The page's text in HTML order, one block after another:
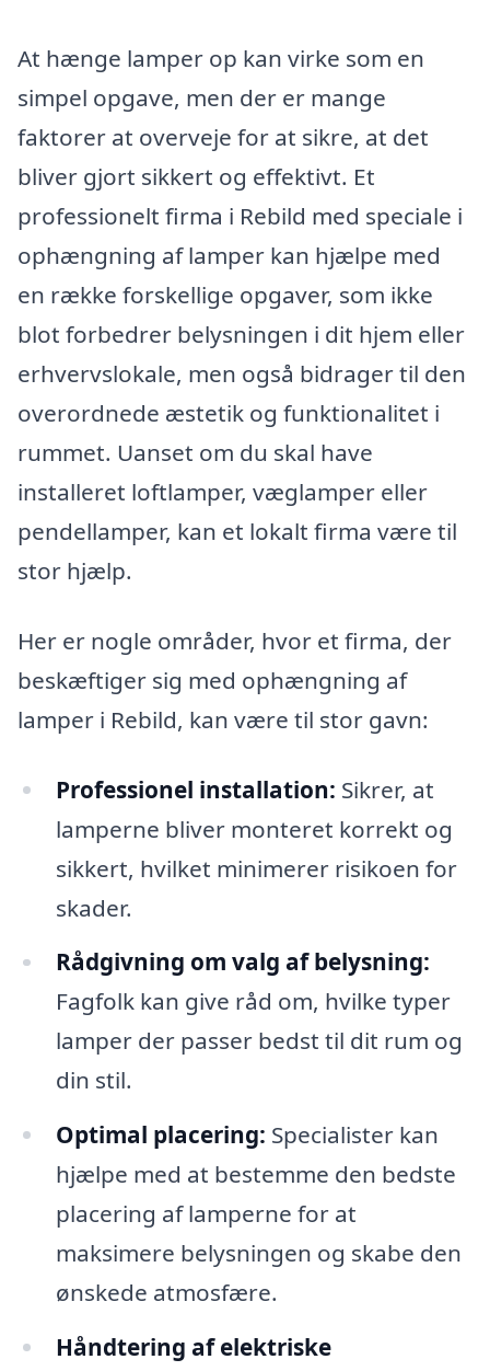
At hænge lamper op kan virke som en
simpel opgave, men der er mange
faktorer at overveje for at sikre, at det
bliver gjort sikkert og effektivt. Et
professionelt firma i Rebild med speciale i
ophængning af lamper kan hjælpe med
en række forskellige opgaver, som ikke
blot forbedrer belysningen i dit hjem eller
erhvervslokale, men også bidrager til den
overordnede æstetik og funktionalitet i
rummet. Uanset om du skal have
installeret loftlamper, væglamper eller
pendellamper, kan et lokalt firma være til
stor hjælp.
Her er nogle områder, hvor et firma, der
beskæftiger sig med ophængning af
lamper i Rebild, kan være til stor gavn:
Professionel installation: Sikrer, at
lamperne bliver monteret korrekt og
sikkert, hvilket minimerer risikoen for
skader.
Rådgivning om valg af belysning:
Fagfolk kan give råd om, hvilke typer
lamper der passer bedst til dit rum og
din stil.
Optimal placering: Specialister kan
hjælpe med at bestemme den bedste
placering af lamperne for at
maksimere belysningen og skabe den
ønskede atmosfære.
Håndtering af elektriske